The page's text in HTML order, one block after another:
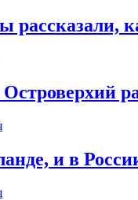
рассказали,
и в